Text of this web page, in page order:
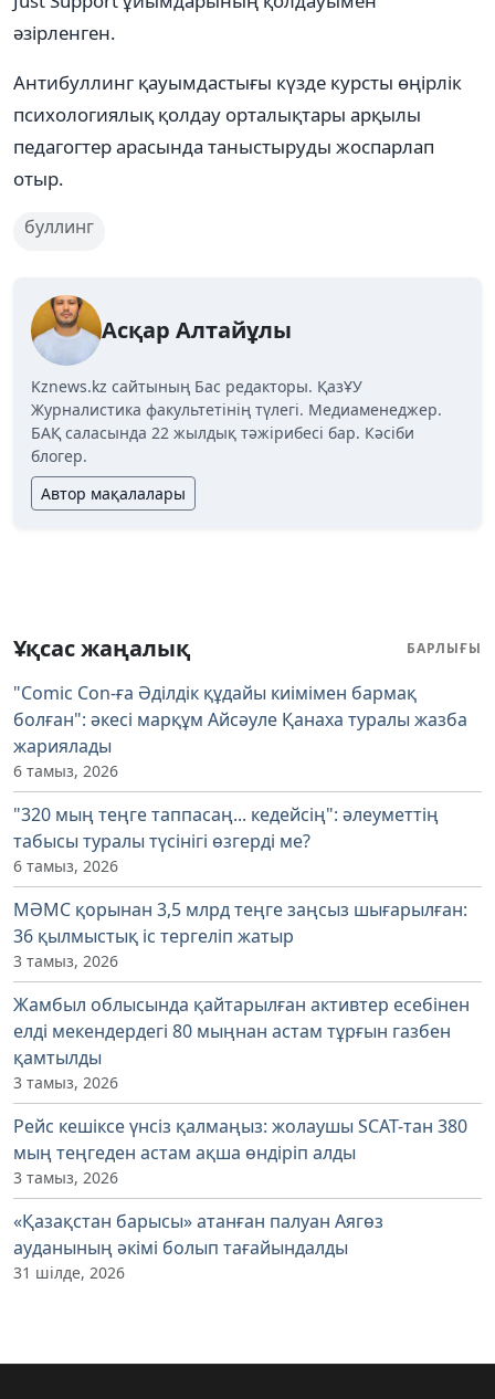
әзірленген.
Антибуллинг қауымдастығы күзде курсты өңірлік
психологиялық қолдау орталықтары арқылы
педагогтер арасында таныстыруды жоспарлап
отыр.
буллинг
Асқар Алтайұлы
Kznews.kz сайтының Бас редакторы. ҚазҰУ
Журналистика факультетінің түлегі. Медиаменеджер.
БАҚ саласында 22 жылдық тәжірибесі бар. Кәсіби
блогер.
Автор мақалалары
Ұқсас жаңалық БАРЛЫҒЫ
"Comic Con-ға Әділдік құдайы киімімен бармақ
болған": әкесі марқұм Айсәуле Қанаха туралы жазба
жариялады
6 тамыз, 2026
"320 мың теңге таппасаң... кедейсің": әлеуметтің
табысы туралы түсінігі өзгерді ме?
6 тамыз, 2026
МӘМС қорынан 3,5 млрд теңге заңсыз шығарылған:
36 қылмыстық іс тергеліп жатыр
3 тамыз, 2026
Жамбыл облысында қайтарылған активтер есебінен
елді мекендердегі 80 мыңнан астам тұрғын газбен
қамтылды
3 тамыз, 2026
Рейс кешіксе үнсіз қалмаңыз: жолаушы SCAT-тан 380
мың теңгеден астам ақша өндіріп алды
3 тамыз, 2026
«Қазақстан барысы» атанған палуан Аягөз
ауданының әкімі болып тағайындалды
31 шілде, 2026